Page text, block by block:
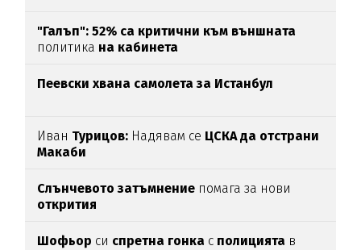
"Галъп": 52% са критични към външната
политика на кабинета
Пеевски хвана самолета за Истанбул
Иван Турицов: Надявам се ЦСКА да отстрани
Макаби
Слънчевото затъмнение помага за нови
открития
Шофьор си спретна гонка с полицията в